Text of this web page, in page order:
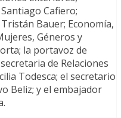
Cafiero;
Bauer; Economía,
Géneros y
la portavoz de
de Relaciones
Todesca; el secretario
Beliz; y el embajador